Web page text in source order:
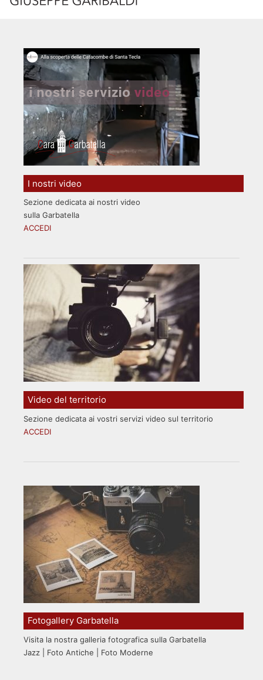
I nostri video
Sezione dedicata ai nostri video
sulla Garbatella
ACCEDI
Video del territorio
Sezione dedicata ai vostri servizi video sul territorio
ACCEDI
Fotogallery Garbatella
Visita la nostra galleria fotografica sulla Garbatella
Jazz | Foto Antiche | Foto Moderne